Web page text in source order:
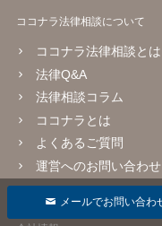
メールでお問い合わ
ココナラ法律相談について
ココナラ法律相談とは
法律Q&A
法律相談コラム
ココナラとは
よくあるご質問
運営へのお問い合わせ